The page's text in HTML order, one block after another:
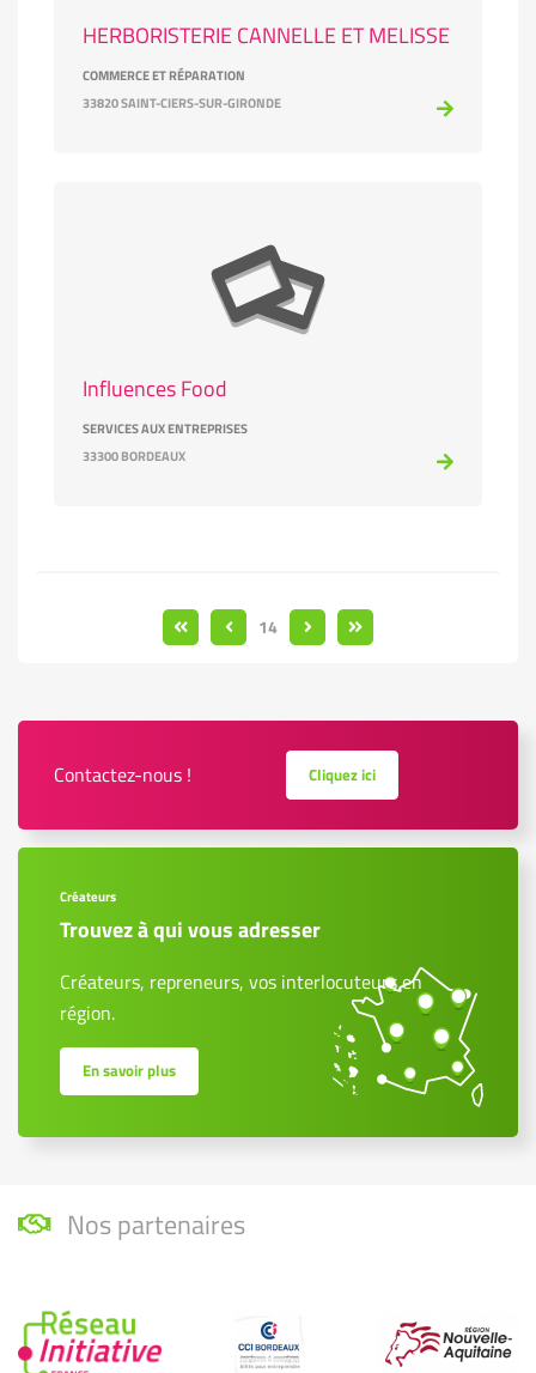
HERBORISTERIE CANNELLE ET MELISSE
COMMERCE ET RÉPARATION
33820 SAINT-CIERS-SUR-GIRONDE
Influences Food
SERVICES AUX ENTREPRISES
33300 BORDEAUX
14
Contactez-nous ! Cliquez ici
Créateurs
Trouvez à qui vous adresser
Créateurs, repreneurs, vos interlocuteurs en
région.
En savoir plus
Nos partenaires